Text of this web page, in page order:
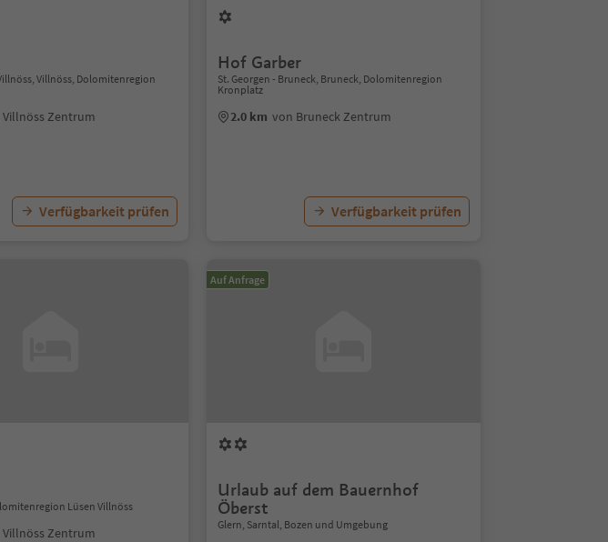
Villnöss, Dolomitenregion
Zentrum
Verfügbarkeit prüfen
Hof Garber
St. Georgen - Bruneck, Bruneck, Dolomitenregion
Kronplatz
2.0 km von Bruneck Zentrum
Verfügbarkeit prüfen
Lüsen Villnöss
Zentrum
Auf Anfrage
Urlaub auf dem Bauernhof
Öberst
Glern, Sarntal, Bozen und Umgebung